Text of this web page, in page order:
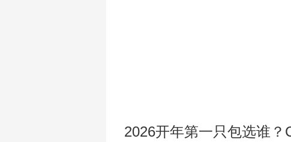
2026开年第一只包选谁？